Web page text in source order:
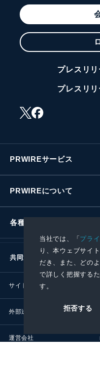
当社では、「プラ
り、本ウェブサイ
だき、また、どの
で詳しく把握する
す。
拒否する
プレスリ
プレスリ
PRWIREサービス
PRWIREについて
各種お問い合わせ
共同通信社グループ
サイトポリシー
外部送信ポリシー
運営会社